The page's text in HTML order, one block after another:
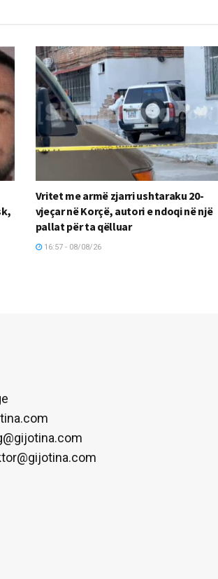
Vritet me armë zjarri ushtaraku 20-
vjeçar në Korçë, autori e ndoqi në një
pallat për ta qëlluar
16:57 - 08/08/26